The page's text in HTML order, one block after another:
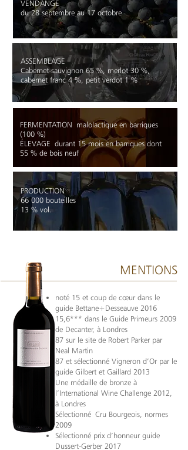
VENDANGE
du 28 septembre au 17 octobre
ASSEMBLAGE
Cabernet-sauvignon 65 %, merlot 30 %,
cabernet franc 4 %, petit verdot 1 %
FERMENTATION malolactique en barriques
(100 %)
ÉLEVAGE durant 15 mois en barriques dont
55 % de bois neuf
PRODUCTION
66 000 bouteilles
13 % vol.
MENTIONS
noté 15 et coup de cœur dans le
guide Bettane+Desseauve 2016
15,6*** dans le Guide Primeurs 2009
de Decanter, à Londres
87 sur le site de Robert Parker par
Neal Martin
87 et sélectionné Vigneron d’Or par le
guide Gilbert et Gaillard 2013
Une médaille de bronze à
l’International Wine Challenge 2012,
à Londres
Sélectionné Cru Bourgeois, normes
2009
Sélectionné prix d’honneur guide
Dussert-Gerber 2017